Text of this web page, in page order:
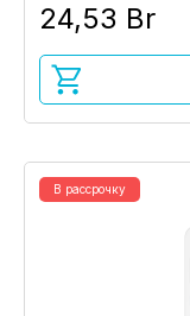
24,53 Br
В рассрочку